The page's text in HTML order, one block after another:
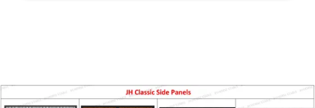
SITEMAP